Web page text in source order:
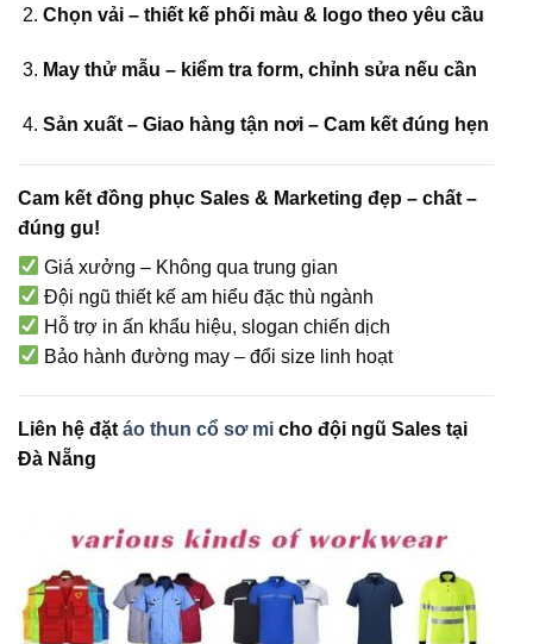
Chọn vải – thiết kế phối màu & logo theo yêu cầu
May thử mẫu – kiểm tra form, chỉnh sửa nếu cần
Sản xuất – Giao hàng tận nơi – Cam kết đúng hẹn
Cam kết đồng phục Sales & Marketing đẹp – chất –
đúng gu!
Giá xưởng – Không qua trung gian
Đội ngũ thiết kế am hiểu đặc thù ngành
Hỗ trợ in ấn khẩu hiệu, slogan chiến dịch
Bảo hành đường may – đổi size linh hoạt
Liên hệ đặt áo thun cổ sơ mi cho đội ngũ Sales tại
Đà Nẵng